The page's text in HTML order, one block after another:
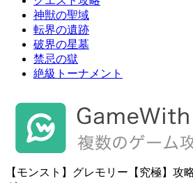
神獣の聖域
転界の遺跡
破界の星墓
禁忌の獄
絶級トーナメント
【モンスト】グレモリー【究極】攻